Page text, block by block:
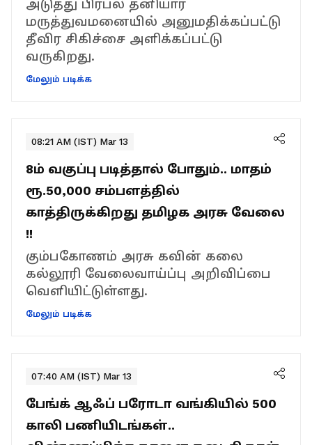
அடுத்து பிரபல தனியார்
மருத்துவமனையில் அனுமதிக்கப்பட்டு
தீவிர சிகிச்சை அளிக்கப்பட்டு
வருகிறது.
மேலும் படிக்க
08:21 AM (IST) Mar 13
8ம் வகுப்பு படித்தால் போதும்.. மாதம்
ரூ.50,000 சம்பளத்தில்
காத்திருக்கிறது தமிழக அரசு வேலை
!!
கும்பகோணம் அரசு கவின் கலை
கல்லூரி வேலைவாய்ப்பு அறிவிப்பை
வெளியிட்டுள்ளது.
மேலும் படிக்க
07:40 AM (IST) Mar 13
பேங்க் ஆஃப் பரோடா வங்கியில் 500
காலி பணியிடங்கள்..